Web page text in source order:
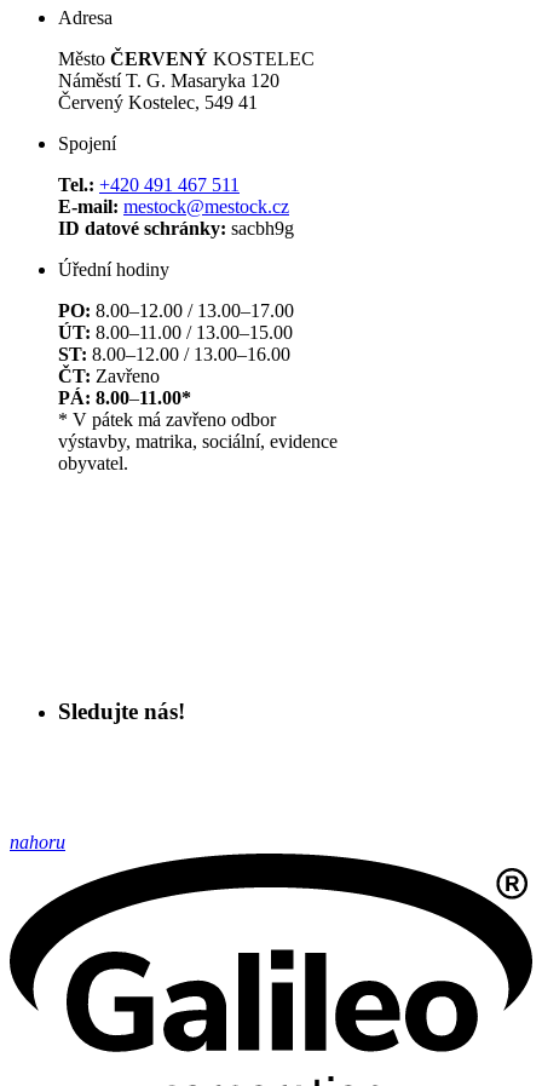
Adresa
Město ČERVENÝ KOSTELEC
Náměstí T. G. Masaryka 120
Červený Kostelec, 549 41
Spojení
Tel.: +420 491 467 511
E-mail: mestock@mestock.cz
ID datové schránky: sacbh9g
Úřední hodiny
PO: 8.00–12.00 / 13.00–17.00
ÚT: 8.00–11.00 / 13.00–15.00
ST: 8.00–12.00 / 13.00–16.00
ČT: Zavřeno
PÁ: 8.00–11.00*
* V pátek má zavřeno odbor
výstavby, matrika, sociální, evidence
obyvatel.
Sledujte nás!
nahoru